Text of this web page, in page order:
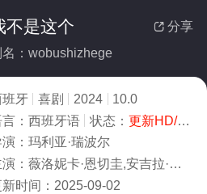
 分享
不是这个
名：wobushizhege
班牙 喜剧 2024
10.0
： 西班牙语 状态： 更新HD/高清
： 玛利亚·瑞波尔
： 薇洛妮卡·恩切圭,安吉拉·莫利纳,丹尼尔·格劳,西尔马·洛佩斯,阿尔巴·里博,亚当·杰济尔斯基,Alicia,Rey
时间： 2025-09-02